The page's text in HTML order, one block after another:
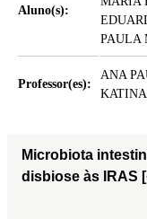
Aluno(s):
PAULA
Professor(es):
ANA
Microbiota
disbiose às IRAS